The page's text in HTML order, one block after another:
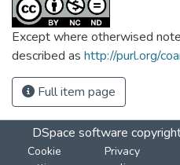
Except where otherwised
described as http://purl.org/
Full item page
DSpace software
Cookie
Privacy